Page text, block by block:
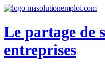
Le partage de
entreprises